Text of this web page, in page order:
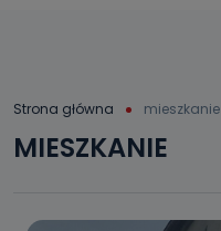
Strona główna mieszkanie
MIESZKANIE